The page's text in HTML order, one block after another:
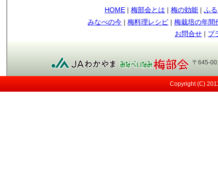
今年も梅の花順調です
もう少しで収獲です
順調に育ってます
2023/03/29（水） 今年も南高梅の実が見
HOME | 梅部会とは | 梅の効能 | ふ
みなべの今 | 梅料理レシピ | 梅栽培の年間
お問合せ | プ
〒645-
Copyright (C)